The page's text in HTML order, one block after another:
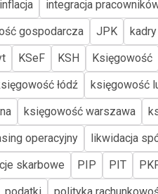
inflacja
integracja
gospodarcza
JPK
kadry
KSeF KSH
Księgowość
łódź
księgowość
księgowość warszawa
operacyjny
likwidacja
skarbowe PIP PIT
podatki
polityka